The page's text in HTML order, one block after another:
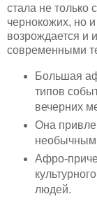
стала не только
чернокожих, но
возрождается и
современными
Большая
типов
вечерних
Она
Афро-
людей.